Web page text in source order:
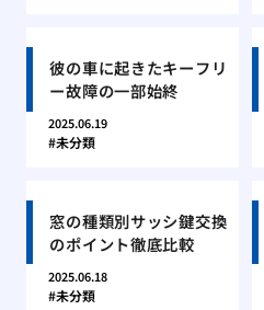
彼の車に起きたキーフリ
ー故障の一部始終
2025.06.19
未分類
窓の種類別サッシ鍵交換
のポイント徹底比較
2025.06.18
未分類